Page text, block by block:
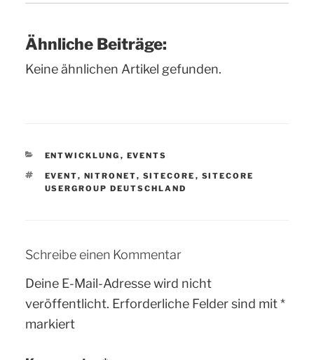
Ähnliche Beiträge:
Keine ähnlichen Artikel gefunden.
KATEGORIEN
ENTWICKLUNG , EVENTS
SCHLAGWÖRTER
EVENT, NITRONET, SITECORE , SITECORE
USERGROUP DEUTSCHLAND
Schreibe einen Kommentar
Deine E-Mail-Adresse wird nicht
veröffentlicht. Erforderliche Felder sind mit*
markiert